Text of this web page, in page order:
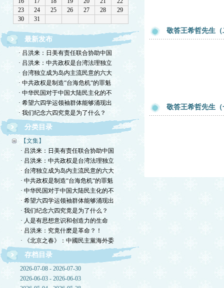
最新发布
· 吕洪来：日美有责任联合协助中国
· 吕洪来：中共政权是台湾法理独立
· 台湾独立成为岛内主流民意的六大
· 中共政权是制造“台海危机“的罪魁
· 中华民国对于中国大陆民主化的不
· 希望六四学运领袖群体能够涌现出
· 我们纪念六四究竟是为了什么？
分类目录
【文集】
· 吕洪来：日美有责任联合协助中国
· 吕洪来：中共政权是台湾法理独立
· 台湾独立成为岛内主流民意的六大
· 中共政权是制造“台海危机“的罪魁
· 中华民国对于中国大陆民主化的不
· 希望六四学运领袖群体能够涌现出
· 我们纪念六四究竟是为了什么？
· 人是有思想意识和创造力的生命
· 吕洪来：究竟什麽是革命？！
· 《北京之春》：中國民主黨海外委
存档目录
2026-07-08 - 2026-07-30
2026-06-03 - 2026-06-03
敬答王希哲先生（
敬答王希哲先生（